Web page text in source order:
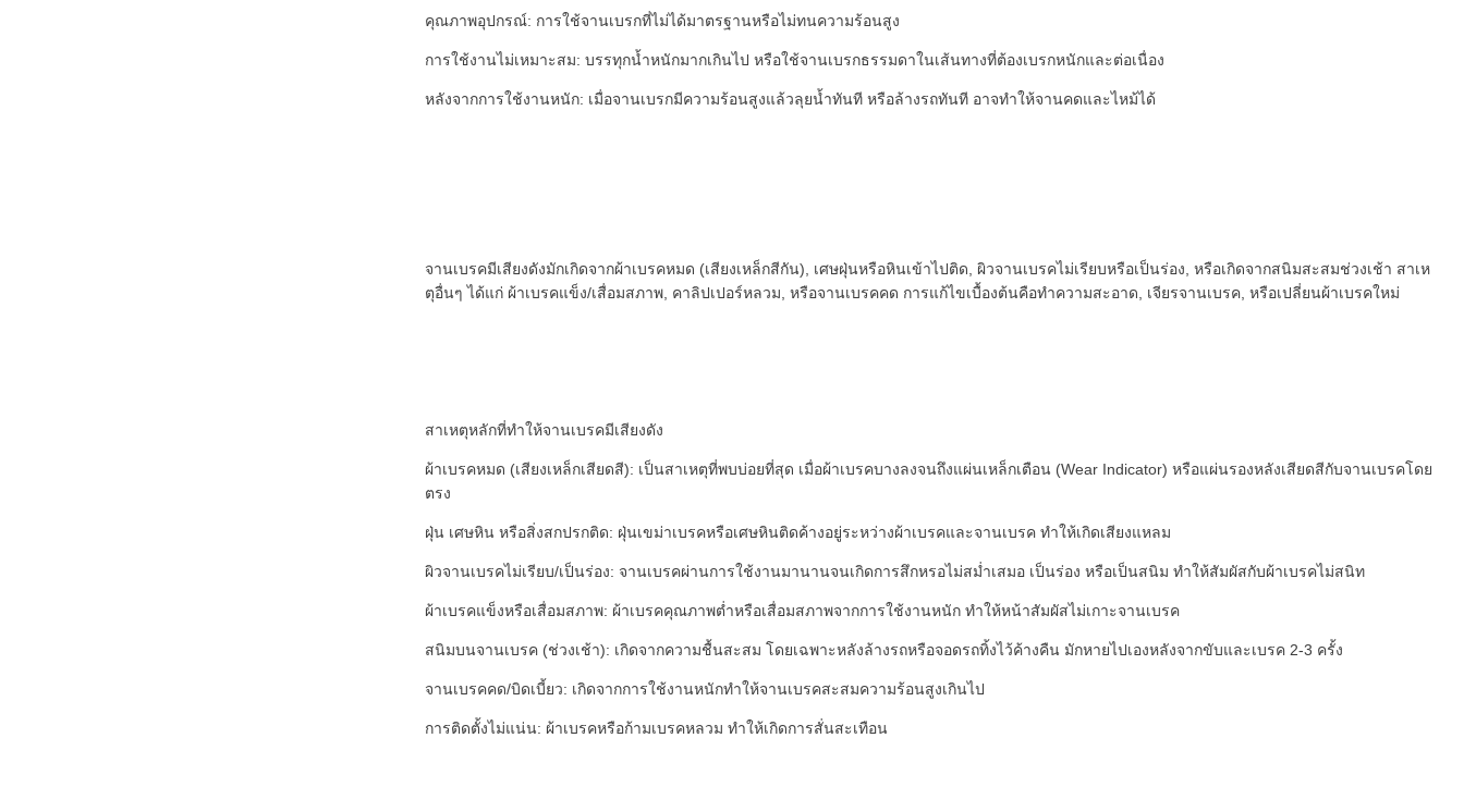
คุณภาพอุปกรณ์: การใช้จานเบรกที่ไม่ได้มาตรฐานหรือไม่ทนความร้อนสูง
การใช้งานไม่เหมาะสม: บรรทุกน้ำหนักมากเกินไป หรือใช้จานเบรกธรรมดาในเส้นทางที่ต้องเบรกหนักและต่อเนื่อง
หลังจากการใช้งานหนัก: เมื่อจานเบรกมีความร้อนสูงแล้วลุยน้ำทันที หรือล้างรถทันที อาจทำให้จานคดและไหม้ได้
จานเบรคมีเสียงดังมักเกิดจากผ้าเบรคหมด (เสียงเหล็กสีกัน), เศษฝุ่นหรือหินเข้าไปติด, ผิวจานเบรคไม่เรียบหรือเป็นร่อง, หรือเกิดจากสนิมสะสมช่วงเช้า สาเห
ตุอื่นๆ ได้แก่ ผ้าเบรคแข็ง/เสื่อมสภาพ, คาลิปเปอร์หลวม, หรือจานเบรคคด การแก้ไขเบื้องต้นคือทำความสะอาด, เจียรจานเบรค, หรือเปลี่ยนผ้าเบรคใหม่
สาเหตุหลักที่ทำให้จานเบรคมีเสียงดัง
ผ้าเบรคหมด (เสียงเหล็กเสียดสี): เป็นสาเหตุที่พบบ่อยที่สุด เมื่อผ้าเบรคบางลงจนถึงแผ่นเหล็กเตือน (Wear Indicator) หรือแผ่นรองหลังเสียดสีกับจานเบรคโดย
ตรง
ฝุ่น เศษหิน หรือสิ่งสกปรกติด: ฝุ่นเขม่าเบรคหรือเศษหินติดค้างอยู่ระหว่างผ้าเบรคและจานเบรค ทำให้เกิดเสียงแหลม
ผิวจานเบรคไม่เรียบ/เป็นร่อง: จานเบรคผ่านการใช้งานมานานจนเกิดการสึกหรอไม่สม่ำเสมอ เป็นร่อง หรือเป็นสนิม ทำให้สัมผัสกับผ้าเบรคไม่สนิท
ผ้าเบรคแข็งหรือเสื่อมสภาพ: ผ้าเบรคคุณภาพต่ำหรือเสื่อมสภาพจากการใช้งานหนัก ทำให้หน้าสัมผัสไม่เกาะจานเบรค
สนิมบนจานเบรค (ช่วงเช้า): เกิดจากความชื้นสะสม โดยเฉพาะหลังล้างรถหรือจอดรถทิ้งไว้ค้างคืน มักหายไปเองหลังจากขับและเบรค 2-3 ครั้ง
จานเบรคคด/บิดเบี้ยว: เกิดจากการใช้งานหนักทำให้จานเบรคสะสมความร้อนสูงเกินไป
การติดตั้งไม่แน่น: ผ้าเบรคหรือก้ามเบรคหลวม ทำให้เกิดการสั่นสะเทือน